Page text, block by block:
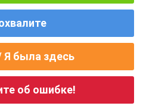
Я была здесь
об ошибке!